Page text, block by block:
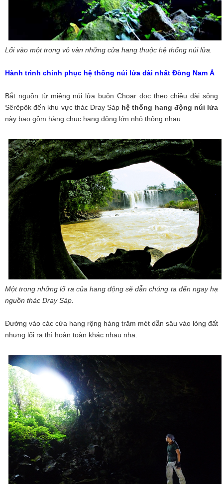
Lối vào một trong vô vàn những cửa hang thuộc hệ thống núi lửa.
Hành trình chinh phục hệ thống núi lửa dài nhất Đông Nam Á
Bắt nguồn từ miệng núi lửa buôn Choar dọc theo chiều dài sông
Sêrêpôk đến khu vực thác Dray Sáp hệ thống hang động núi lửa
này bao gồm hàng chục hang động lớn nhỏ thông nhau.
Một trong những lố ra của hang động sẽ dẫn chúng ta đến ngay hạ
nguồn thác Dray Sáp.
Đường vào các cửa hang rộng hàng trăm mét dẫn sâu vào lòng đất
nhưng lối ra thì hoàn toàn khác nhau nha.